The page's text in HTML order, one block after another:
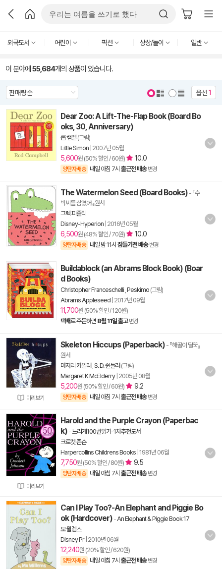
외국도서 어린이 픽션 상상/놀이 일반
이 분야에 55,684개의 상품이 있습니다.
옵션1
Dear Zoo: A Lift-The-Flap Book (Board Bo
oks, 30, Anniversary)
롭 캠벨 (그림)
Little Simon 2007년 05월
5,600원 (50% 할인 / 60원) 10.0
양탄자배송 내일 아침 7시 출근전 배송 변경
The Watermelon Seed (Board Books) - 『수
박씨를 삼켰어!』원서
그렉 피졸리
Disney-Hyperion 2016년 05월
6,500원 (48% 할인 / 70원) 10.0
양탄자배송 내일 밤 11시 잠들기전 배송 변경
Buildablock (an Abrams Block Book) (Boar
d Books)
Christopher Franceschelli Peskimo (그림)
Abrams Appleseed 2017년 09월
11,700원 (50% 할인 / 120원)
택배로 주문하면 8월 11일 출고 변경
미리보기
Skeleton Hiccups (Paperback) - 『해골이 딸꾹』
원서
마저리 카일러 S. D. 쉰들러 (그림)
Margaret K McElderry 2005년 08월
5,200원 (50% 할인 / 60원) 9.2
양탄자배송 내일 아침 7시 출근전 배송 변경
미리보기
Harold and the Purple Crayon (Paperbac
k) -느리게100권읽기-1차추천도서
크로켓 존슨
Harpercollins Childrens Books 1981년 06월
7,750원 (50% 할인 / 80원) 9.5
양탄자배송 내일 아침 7시 출근전 배송 변경
Can I Play Too?-An Elephant and Piggie Bo
ok (Hardcover) -An Elephant & Piggie Book 17
모 윌렘스
Disney Pr| 2010년 06월
12,240원 (20% 할인 / 620원)
양탄자배송 내일 아침 7시 출근전 배송 변경